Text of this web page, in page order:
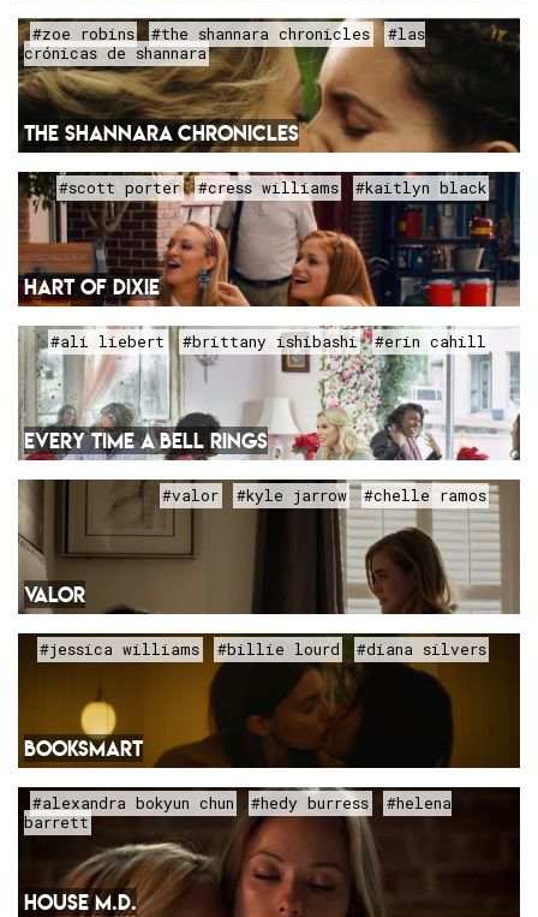
#zoe robins #the shannara chronicles
#las
crónicas de shannara
THE SHANNARA CHRONICLES
#scott porter #cress williams #kaitlyn black
HART OF DIXIE
#ali liebert #brittany ishibashi #erin cahill
EVERY TIME A BELL RINGS
#valor #kyle jarrow #chelle ramos
VALOR
#jessica williams #billie lourd #diana silvers
BOOKSMART
#alexandra bokyun chun #hedy burress
#helena
barrett
HOUSE M.D.